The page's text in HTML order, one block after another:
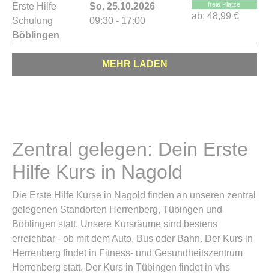
Erste Hilfe
Schulung
Böblingen
So. 25.10.2026
09:30 - 17:00
freie Plätze
ab: 48,99 €
MEHR LADEN
Zentral gelegen: Dein Erste
Hilfe Kurs in Nagold
Die Erste Hilfe Kurse in Nagold finden an unseren zentral
gelegenen Standorten Herrenberg, Tübingen und
Böblingen statt. Unsere Kursräume sind bestens
erreichbar - ob mit dem Auto, Bus oder Bahn. Der Kurs in
Herrenberg findet in Fitness- und Gesundheitszentrum
Herrenberg statt. Der Kurs in Tübingen findet in vhs